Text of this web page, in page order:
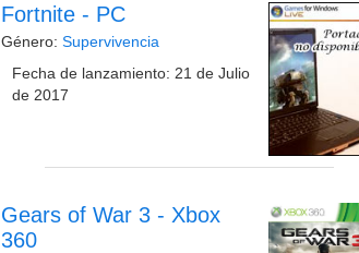
Fortnite - PC
Género: Supervivencia
Fecha de lanzamiento: 21 de Julio
de 2017
Gears of War 3 - Xbox
360